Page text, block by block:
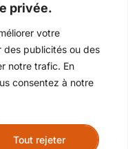
privée.
votre
des publicités ou des
notre trafic. En
consentez à notre
Tout rejeter